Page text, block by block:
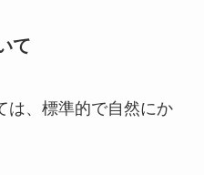
て
は、標準的で自然にか